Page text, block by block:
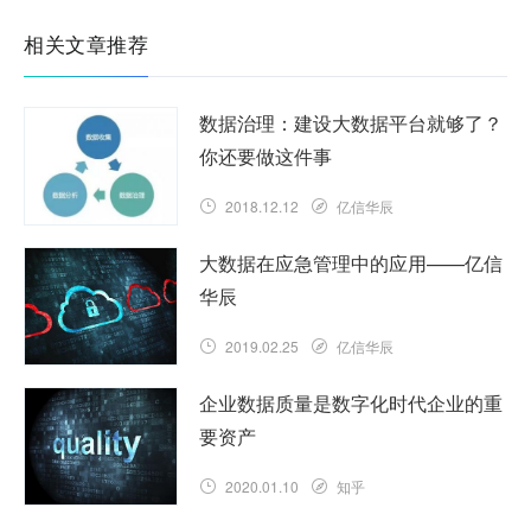
相关文章推荐
数据治理：建设大数据平台就够了？
你还要做这件事
2018.12.12 亿信华辰
大数据在应急管理中的应用——亿信
华辰
2019.02.25 亿信华辰
企业数据质量是数字化时代企业的重
要资产
2020.01.10 知乎